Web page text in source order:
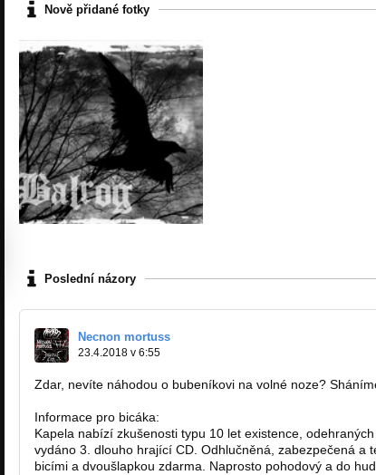
Nově přidané fotky
Poslední názory
Necnon mortuss
23.4.2018 v 6:55
Zdar, nevíte náhodou o bubeníkovi na volné noze?
Informace pro bicáka:
Kapela nabízí zkušenosti typu 10 let existence,
vydáno 3. dlouho hrající CD. Odhlučněná, zabezpečená a
bicími a dvoušlapkou zdarma. Naprosto pohodový a do